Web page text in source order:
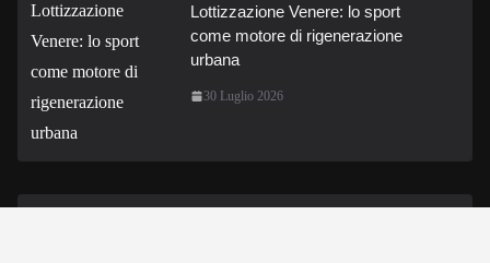
Lottizzazione Venere: lo sport
come motore di rigenerazione
urbana
30 Luglio 2026